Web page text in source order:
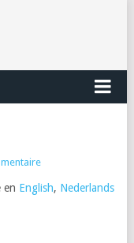
en English, Nederlands